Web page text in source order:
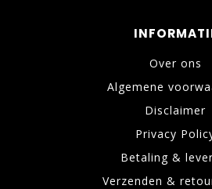
Over ons
Algemene
Disclaimer
Privacy
Betaling &
Verzenden &